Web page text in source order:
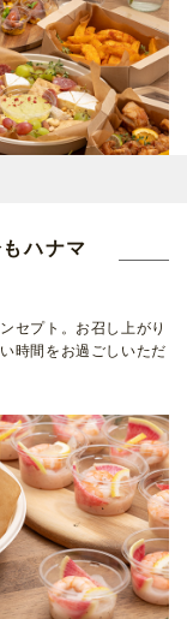
ハナマ
セプト。お召し上がり
時間をお過ごしいただ